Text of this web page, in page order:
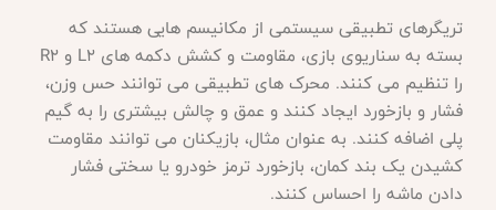
تریگرهای تطبیقی سیستمی از مکانیسم هایی هستند که
بسته به سناریوی بازی، مقاومت و کشش دکمه های
L2 و R2
را تنظیم می کنند. محرک های تطبیقی می توانند حس وزن،
فشار و بازخورد ایجاد کنند و عمق و چالش بیشتری را به گیم
پلی اضافه کنند. به عنوان مثال، بازیکنان می توانند مقاومت
کشیدن یک بند کمان، بازخورد ترمز خودرو یا سختی فشار
دادن ماشه را احساس کنند.